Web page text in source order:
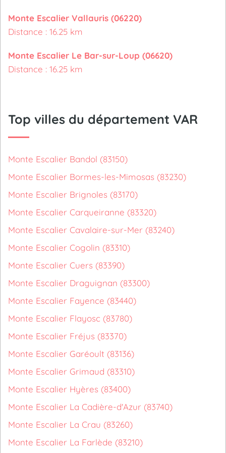
Monte Escalier Vallauris (06220)
Distance : 16.25 km
Monte Escalier Le Bar-sur-Loup (06620)
Distance : 16.25 km
Top villes du département VAR
Monte Escalier Bandol (83150)
Monte Escalier Bormes-les-Mimosas (83230)
Monte Escalier Brignoles (83170)
Monte Escalier Carqueiranne (83320)
Monte Escalier Cavalaire-sur-Mer (83240)
Monte Escalier Cogolin (83310)
Monte Escalier Cuers (83390)
Monte Escalier Draguignan (83300)
Monte Escalier Fayence (83440)
Monte Escalier Flayosc (83780)
Monte Escalier Fréjus (83370)
Monte Escalier Garéoult (83136)
Monte Escalier Grimaud (83310)
Monte Escalier Hyères (83400)
Monte Escalier La Cadière-d'Azur (83740)
Monte Escalier La Crau (83260)
Monte Escalier La Farlède (83210)